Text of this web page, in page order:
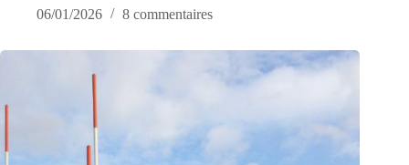
06/01/2026
8 commentaires